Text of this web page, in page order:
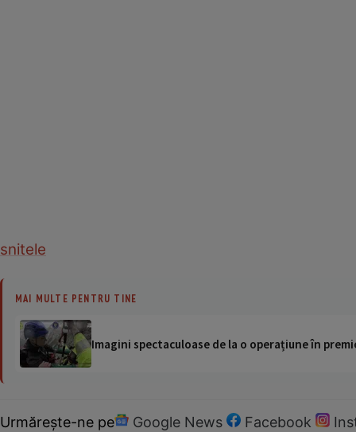
snitele
MAI MULTE PENTRU TINE
Imagini spectaculoase de la o operațiune în
Urmărește-ne pe Google News Facebook